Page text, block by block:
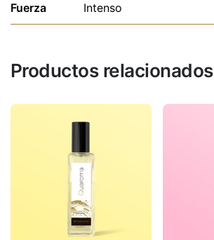
Fuerza Intenso
Productos relacionados